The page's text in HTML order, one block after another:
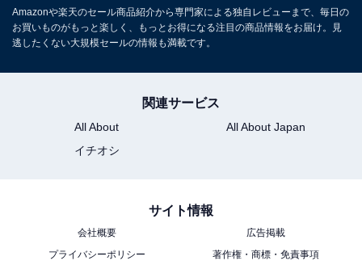
Amazonや楽天のセール商品紹介から専門家による独自レビューまで、毎日の
お買いものがもっと楽しく、もっとお得になる注目の商品情報をお届け。見
逃したくない大規模セールの情報も満載です。
関連サービス
All About
All About Japan
イチオシ
サイト情報
会社概要
広告掲載
プライバシーポリシー
著作権・商標・免責事項